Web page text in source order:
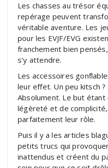
Les chasses au trésor
repérage peuvent
véritable aventure. Les
pour les EVJF/EVG
franchement bien
s’y attendre.
Les accessoires
leur effet. Un peu kitsch ?
Absolument. Le but
légèreté et de
parfaitement leur rôle.
Puis il y a les articles
petits trucs qui
inattendus et créent du